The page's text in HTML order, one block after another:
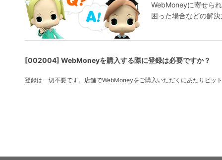
WebMoneyに寄せら
困った場合などの解
[002004] WebMoneyを購入する際に登録は必要ですか？
登録は一切不要です。店舗でWebMoneyをご購入いただくにあたりビッ